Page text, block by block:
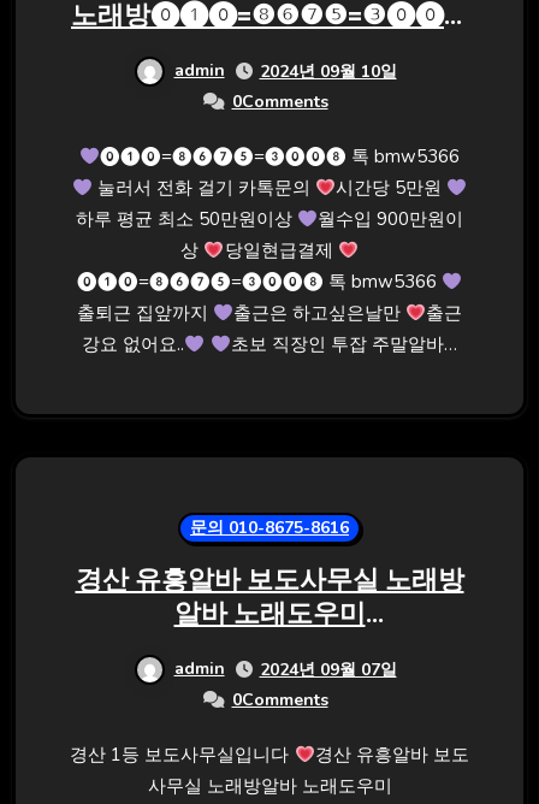
노래방⓿❶⓿=❽❻❼❺=❸⓿⓿❽
admin
2024년 09월 10일
0Comments
⓿❶⓿=❽❻❼❺=❸⓿⓿❽ 톡 bmw5366
눌러서 전화 걸기 카톡문의
시간당 5만원
하루 평균 최소 50만원이상
월수입 900만원이
상
당일현급결제
⓿❶⓿=❽❻❼❺=❸⓿⓿❽ 톡 bmw5366
출퇴근 집앞까지
출근은 하고싶은날만
출근
강요 없어요..
초보 직장인 투잡 주말알바…
문의 010-8675-8616
경산 유흥알바 보도사무실 노래방
알바 노래도우미
⓿❶⓿=❽❻❼❺=❽❻❶❻ 톡
bmw5366
admin
2024년 09월 07일
0Comments
경산 1등 보도사무실입니다
경산 유흥알바 보도
사무실 노래방알바 노래도우미